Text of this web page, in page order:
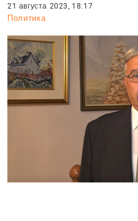
21 августа 2023, 18:17
Политика